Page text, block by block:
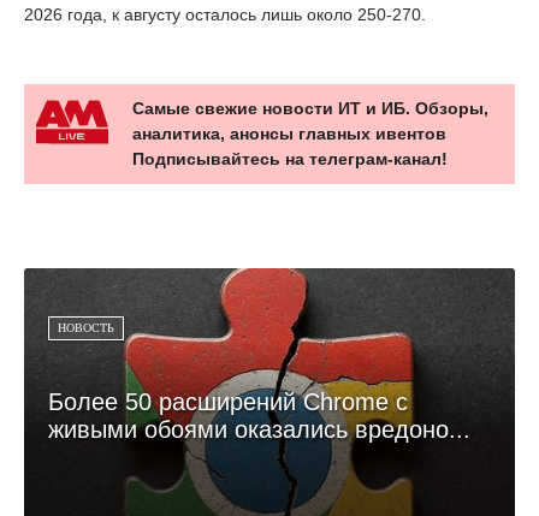
2026 года, к августу осталось лишь около 250-270.
Самые свежие новости ИТ и ИБ. Обзоры,
аналитика, анонсы главных ивентов
Подписывайтесь на телеграм-канал!
НОВОСТЬ
Более 50 расширений Chrome с
живыми обоями оказались вредоно...